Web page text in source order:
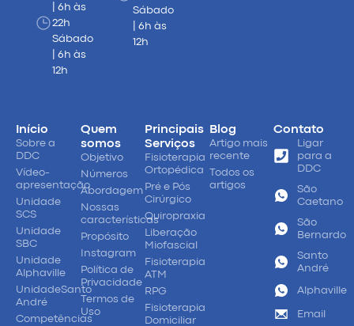
| 6h às
22h
Sábado
| 6h às
12h
Sábado
| 6h às
12h
Início
Sobre a
DDC
Vídeo-
apresentação
Unidade
SCS
Unidade
SBC
Unidade
Alphaville
UnidadeSanto
André
Competências
Quem
somos
Objetivo
Números
Abordagem
Nossas
características
Propósito
Instagram
Política de
Privacidade
Termos de
Uso
Principais
Serviços
Fisioterapia
Ortopédica
Pré e Pós
Cirúrgico
Quiropraxia
Liberação
Miofascial
Fisioterapia
ATM
RPG
Fisioterapia
Domiciliar
Blog
Artigo mais
recente
Todos os
artigos
Contato
Ligar
para a
DDC
São
Caetano
São
Bernardo
Santo
André
Alphaville
Email